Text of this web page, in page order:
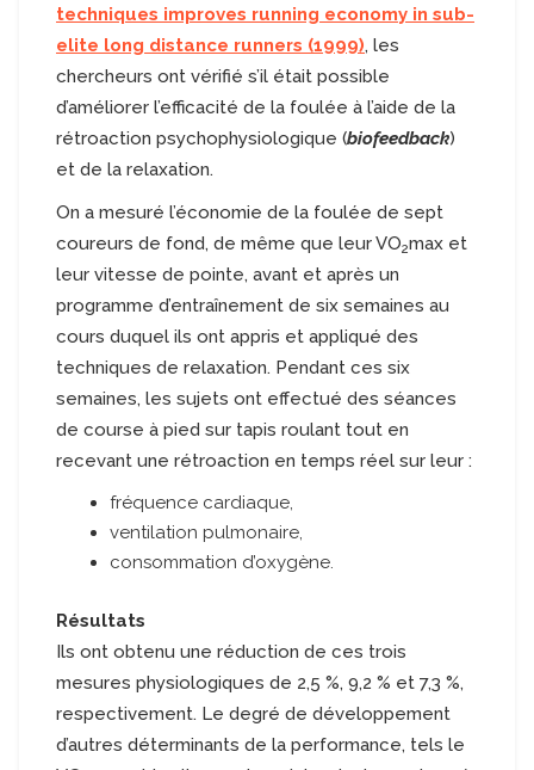
techniques improves running economy in sub-
elite long distance runners (1999), les
chercheurs ont vérifié s’il était possible
d’améliorer l’efficacité de la foulée à l’aide de la
rétroaction psychophysiologique (biofeedback)
et de la relaxation.
On a mesuré l’économie de la foulée de sept
coureurs de fond, de même que leur VO2max et
leur vitesse de pointe, avant et après un
programme d’entraînement de six semaines au
cours duquel ils ont appris et appliqué des
techniques de relaxation. Pendant ces six
semaines, les sujets ont effectué des séances
de course à pied sur tapis roulant tout en
recevant une rétroaction en temps réel sur leur :
fréquence cardiaque,
ventilation pulmonaire,
consommation d’oxygène.
Résultats
Ils ont obtenu une réduction de ces trois
mesures physiologiques de 2,5 %, 9,2 % et 7,3 %,
respectivement. Le degré de développement
d’autres déterminants de la performance, tels le